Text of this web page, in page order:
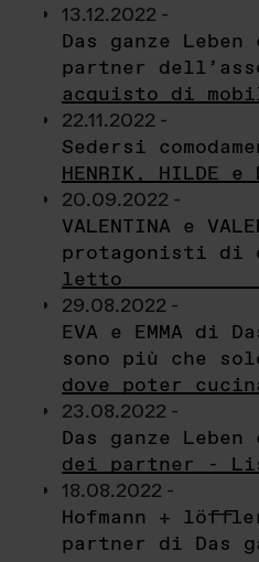
13.12.2022 -
Das ganze
partner
acquisto di
22.11.2022 -
Sedersi
HENRIK, HILDE e
20.09.2022 -
VALENTINA e
protagonisti di
letto
29.08.2022 -
EVA e EMMA di
sono più che
dove poter
23.08.2022 -
Das ganze
dei partner -
18.08.2022 -
Hofmann +
partner di Das